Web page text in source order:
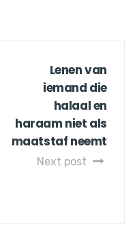
Lenen van
iemand die
halaal en
haraam niet als
maatstaf neemt
Next post